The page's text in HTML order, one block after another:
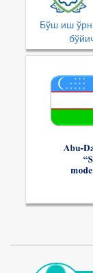
Бўш иш